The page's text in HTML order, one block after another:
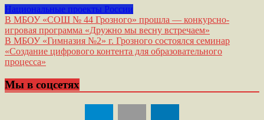
Национальные проекты России
Навигация
по
записям
В МБОУ «СОШ № 44 Грозного» прошла — конкурсно-
игровая программа «Дружно мы весну встречаем»
В МБОУ «Гимназия №2» г. Грозного состоялся семинар
«Создание цифрового контента для образовательного
процесса»
Мы в соцсетях